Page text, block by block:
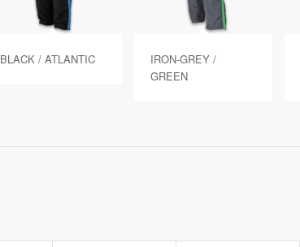
BLACK / ATLANTIC
IRON-GREY /
GREEN